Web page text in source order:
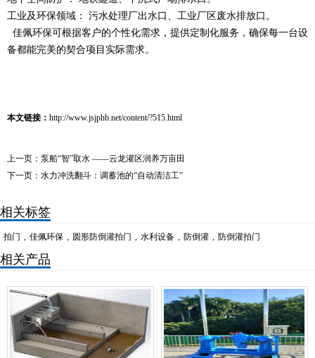
工业及环保领域：
污水处理厂出水口、工业厂区废水排放口。
佳佩环保可根据客户的个性化需求，提供定制化服务，确保每一台设
备都能完美的契合项目实际需求。
本文链接： http://www.jsjphb.net/content/?515.html
上一页： 泵船“智”取水 ——云龙灌区润养万亩田
下一页： 水力冲洗翻斗：调蓄池的“自动清洁工”
相关标签
拍门 , 佳佩环保 , 圆形防倒灌拍门 , 水利设备 , 防倒灌 , 防倒灌拍门
相关产品